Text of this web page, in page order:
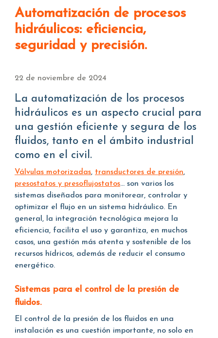
Automatización de procesos
hidráulicos: eficiencia,
seguridad y precisión.
22 de noviembre de 2024
La automatización de los procesos
hidráulicos es un aspecto crucial para
una gestión eficiente y segura de los
fluidos, tanto en el ámbito industrial
como en el civil.
Válvulas motorizadas, transductores de presión,
presostatos y presoflujostatos... son varios los
sistemas diseñados para monitorear, controlar y
optimizar el flujo en un sistema hidráulico. En
general, la integración tecnológica mejora la
eficiencia, facilita el uso y garantiza, en muchos
casos, una gestión más atenta y sostenible de los
recursos hídricos, además de reducir el consumo
energético.
Sistemas para el control de la presión de
fluidos.
El control de la presión de los fluidos en una
instalación es una cuestión importante, no solo en